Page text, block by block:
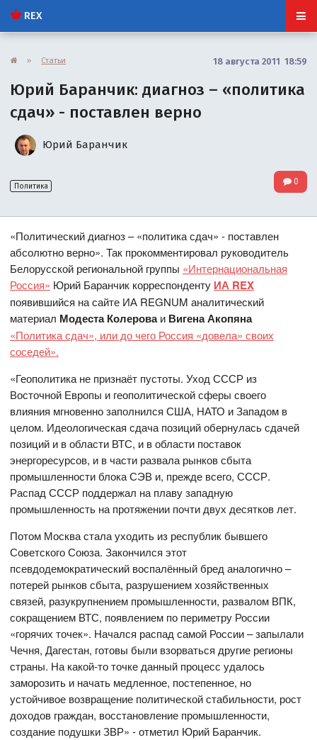
REX
» Статьи 18 августа 2011 18:59
Юрий Баранчик: диагноз – «политика
сдач» - поставлен верно
Юрий Баранчик
Политика 0
«Политический диагноз – «политика сдач» - поставлен
абсолютно верно». Так прокомментировал руководитель
Белорусской региональной группы «Интернациональная
Россия» Юрий Баранчик корреспонденту ИА REX
появившийся на сайте ИА REGNUM аналитический
материал Модеста Колероваи Вигена Акопяна
«Политика сдач», или до чего Россия «довела» своих
соседей».
«Геополитика не признаёт пустоты. Уход СССР из
Восточной Европы и геополитической сферы своего
влияния мгновенно заполнился США, НАТО и Западом в
целом. Идеологическая сдача позиций обернулась сдачей
позиций и в области ВТС, и в области поставок
энергоресурсов, и в части развала рынков сбыта
промышленности блока СЭВ и, прежде всего, СССР.
Распад СССР поддержал на плаву западную
промышленность на протяжении почти двух десятков лет.
Потом Москва стала уходить из республик бывшего
Советского Союза. Закончился этот
псевдодемократический воспалённый бред аналогично –
потерей рынков сбыта, разрушением хозяйственных
связей, разукрупнением промышленности, развалом ВПК,
сокращением ВТС, появлением по периметру России
«горячих точек». Начался распад самой России – запылали
Чечня, Дагестан, готовы были взорваться другие регионы
страны. На какой-то точке данный процесс удалось
заморозить и начать медленное, постепенное, но
устойчивое возвращение политической стабильности, рост
доходов граждан, восстановление промышленности,
создание подушки ЗВР» - отметил Юрий Баранчик.